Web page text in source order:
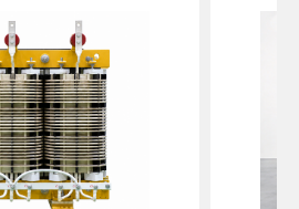
压器